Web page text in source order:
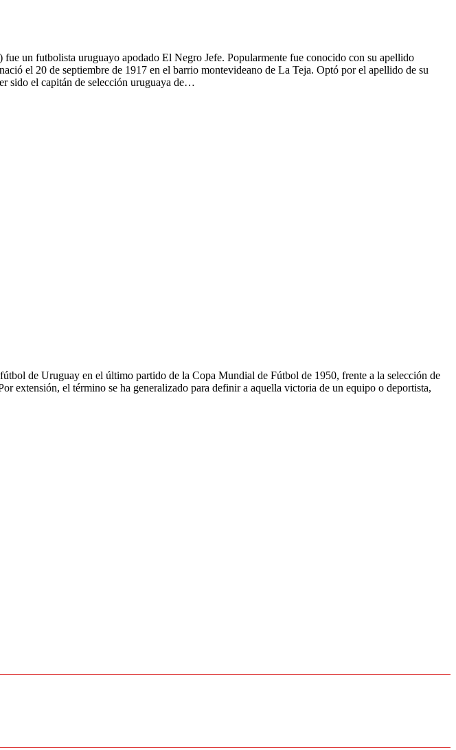
un futbolista uruguayo apodado El Negro Jefe. Popularmente fue conocido con su apellido
el 20 de septiembre de 1917 en el barrio montevideano de La Teja.​ Optó por el apellido de su
sido el capitán de selección uruguaya de…
de Uruguay en el último partido de la Copa Mundial de Fútbol de 1950, frente a la selección de
extensión, el término se ha generalizado para definir a aquella victoria de un equipo o deportista,